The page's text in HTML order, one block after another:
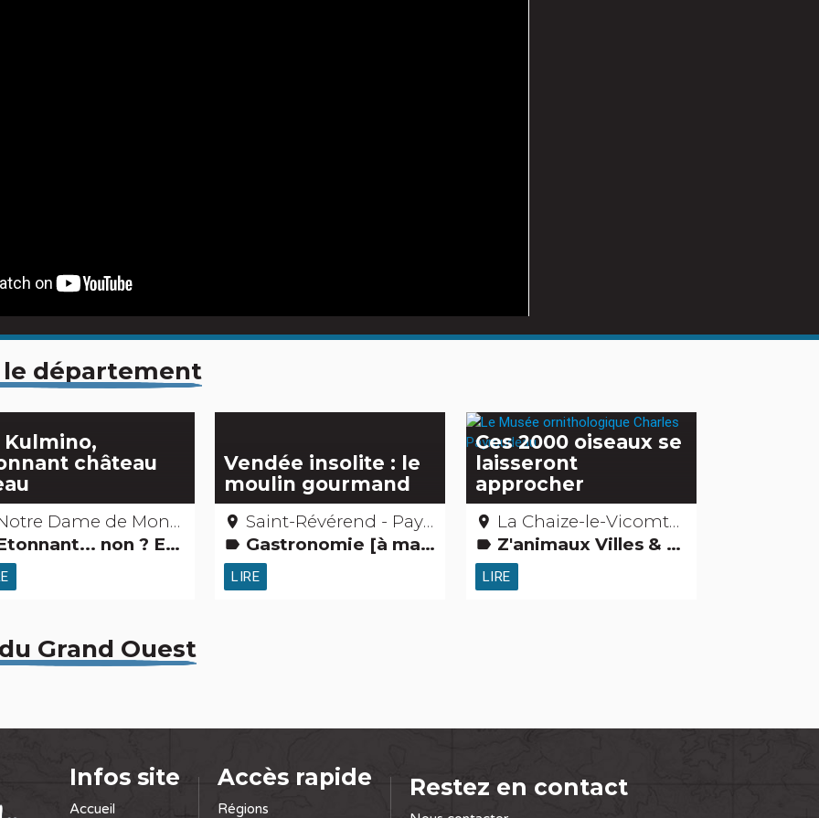
département
Kulmino,
château
Dame de Monts - Vendée
non ? Edifices remarquables
Vendée insolite : le
moulin gourmand
place Saint-Révérend - Pays de Saint-Gilles Croix-de-Vie - Vendée
label Gastronomie [à manger] Petits métiers
LIRE
Ces 2000 oiseaux se
laisseront
approcher
place La Chaize-le-Vicomte - Vendée
label Z'animaux Villes & villages Musées & Collections Parcs de loisirs et Parcs animaliers
LIRE
Grand Ouest
Infos site
Accueil
Accès rapide
Régions
Restez en contact